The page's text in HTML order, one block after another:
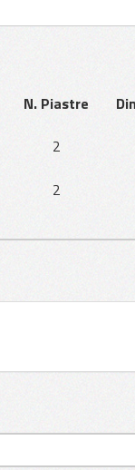
N. Piastre
2
2